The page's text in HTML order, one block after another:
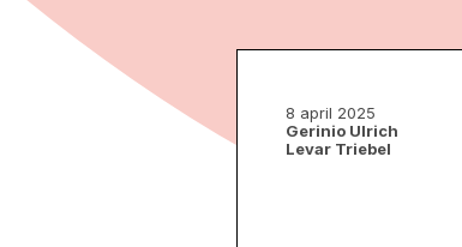
8 april 2025
Gerinio Ulrich
Levar Triebel